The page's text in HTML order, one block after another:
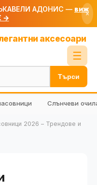
АДОНИС — виж
→
×
аксесоари
☰
Търси
Слънчеви
2026 – Трендове и